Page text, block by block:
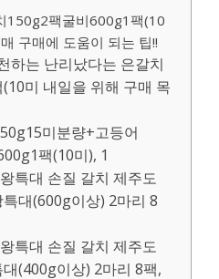
150g2팩굴비600g1팩(10
구매에 도움이 되는 팁!!
하는 난리났다는 은갈치
미 내일을 위해 구매 목
미분량+고등어
팩(10미), 1
특대 손질 갈치 제주도
대(600g이상) 2마리 8
특대 손질 갈치 제주도
(400g이상) 2마리 8팩,